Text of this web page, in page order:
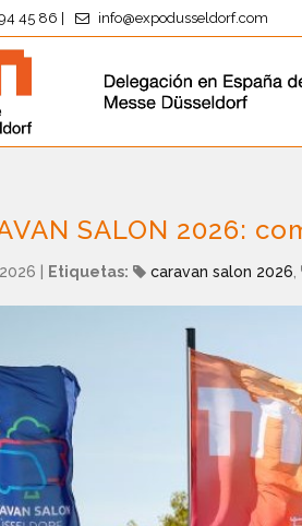
45 86 info@expodusseldorf.com
SALON 2026:
Etiquetas: caravan salon 2026